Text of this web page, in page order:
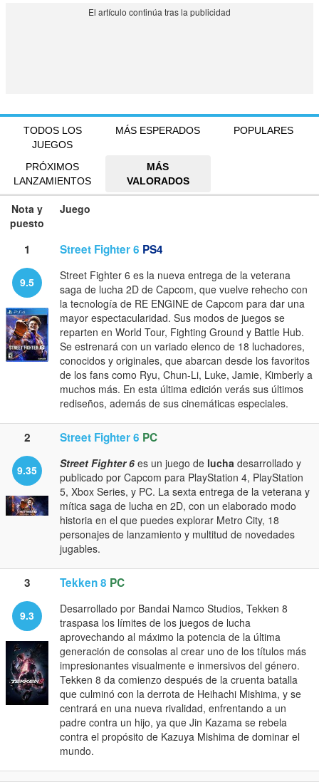
TODOS LOS
JUEGOS
MÁS ESPERADOS POPULARES
PRÓXIMOS
LANZAMIENTOS
MÁS
VALORADOS
Nota y
puesto
Juego
1 Street Fighter 6 PS4
9.5
Street Fighter 6 es la nueva entrega de la veterana
saga de lucha 2D de Capcom, que vuelve rehecho con
la tecnología de RE ENGINE de Capcom para dar una
mayor espectacularidad. Sus modos de juegos se
reparten en World Tour, Fighting Ground y Battle Hub.
Se estrenará con un variado elenco de 18 luchadores,
conocidos y originales, que abarcan desde los favoritos
de los fans como Ryu, Chun-Li, Luke, Jamie, Kimberly a
muchos más. En esta última edición verás sus últimos
rediseños, además de sus cinemáticas especiales.
2 Street Fighter 6 PC
9.35 Street Fighter 6 es un juego de lucha desarrollado y
publicado por Capcom para PlayStation 4, PlayStation
5, Xbox Series, y PC. La sexta entrega de la veterana y
mítica saga de lucha en 2D, con un elaborado modo
historia en el que puedes explorar Metro City, 18
personajes de lanzamiento y multitud de novedades
jugables.
3 Tekken 8 PC
9.3
Desarrollado por Bandai Namco Studios, Tekken 8
traspasa los límites de los juegos de lucha
aprovechando al máximo la potencia de la última
generación de consolas al crear uno de los títulos más
impresionantes visualmente e inmersivos del género.
Tekken 8 da comienzo después de la cruenta batalla
que culminó con la derrota de Heihachi Mishima, y se
centrará en una nueva rivalidad, enfrentando a un
padre contra un hijo, ya que Jin Kazama se rebela
contra el propósito de Kazuya Mishima de dominar el
mundo.